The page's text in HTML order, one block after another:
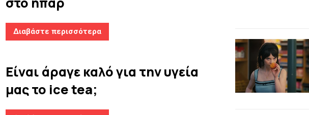
Διαβάστε περισσότερα
Είναι άραγε καλό για την υγεία
μας το ice tea;